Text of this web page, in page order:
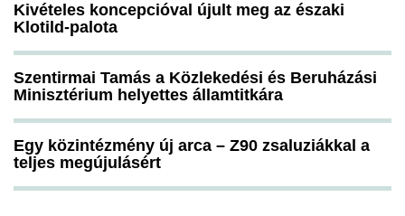
Kivételes koncepcióval újult meg az északi
Klotild-palota
Szentirmai Tamás a Közlekedési és Beruházási
Minisztérium helyettes államtitkára
Egy közintézmény új arca – Z90 zsaluziákkal a
teljes megújulásért